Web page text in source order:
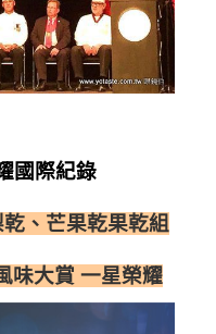
國際紀錄
、芒果乾果乾組
味大賞 一星榮耀